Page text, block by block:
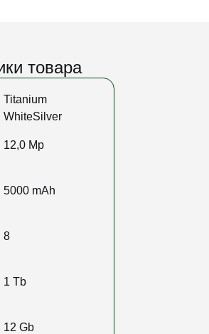
товара
Titanium
WhiteSilver
12,0 Mp
5000 mAh
8
1 Tb
12 Gb